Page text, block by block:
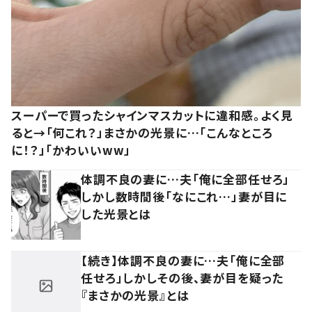
スーパーで買ったシャインマスカットに違和感。よく見
ると→「何これ？」まさかの光景に…「こんなところ
に！？」「かわいいww」
体調不良の妻に…夫「俺に全部任せろ」
しかし数時間後「なにこれ…」妻が目に
した光景とは
【続き】体調不良の妻に…夫「俺に全部
任せろ」しかしその後、妻が目を疑った
『まさかの光景』とは